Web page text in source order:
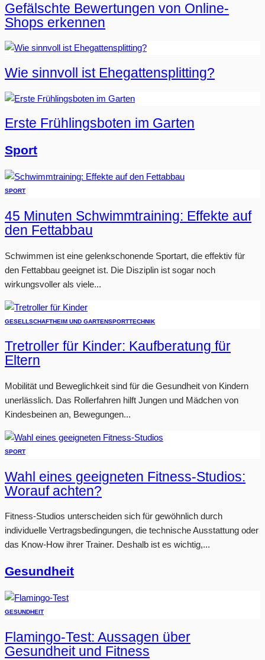
Gefälschte Bewertungen von Online-
Shops erkennen
Wie sinnvoll ist Ehegattensplitting?
Erste Frühlingsboten im Garten
Sport
SPORT
45 Minuten Schwimmtraining: Effekte auf
den Fettabbau
Schwimmen ist eine gelenkschonende Sportart, die effektiv für
den Fettabbau geeignet ist. Die Disziplin ist sogar noch
wirkungsvoller als viele...
GESELLSCHAFTHEIM UND GARTENSPORTTECHNIK
Tretroller für Kinder: Kaufberatung für
Eltern
Mobilität und Beweglichkeit sind für die Gesundheit von Kindern
unerlässlich. Das Rollerfahren hilft Jungen und Mädchen von
Kindesbeinen an, Bewegungen...
SPORT
Wahl eines geeigneten Fitness-Studios:
Worauf achten?
Fitness-Studios unterscheiden sich für gewöhnlich durch
individuelle Vertragsbedingungen, die technische Ausstattung oder
das Know-How ihrer Trainer. Deshalb ist es wichtig,...
Gesundheit
GESUNDHEIT
Flamingo-Test: Aussagen über
Gesundheit und Fitness